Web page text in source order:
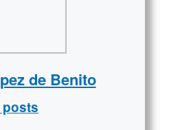
de Benito
posts